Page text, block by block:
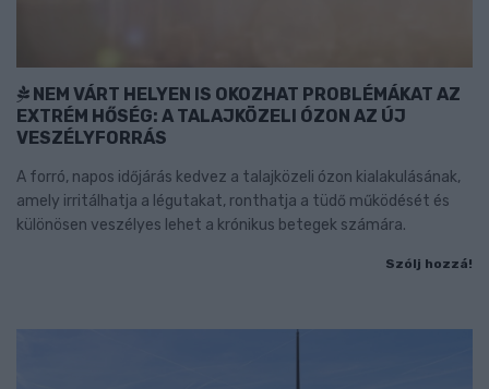
NEM VÁRT HELYEN IS OKOZHAT PROBLÉMÁKAT AZ
EXTRÉM HŐSÉG: A TALAJKÖZELI ÓZON AZ ÚJ
VESZÉLYFORRÁS
A forró, napos időjárás kedvez a talajközeli ózon kialakulásának,
amely irritálhatja a légutakat, ronthatja a tüdő működését és
különösen veszélyes lehet a krónikus betegek számára.
Szólj hozzá!